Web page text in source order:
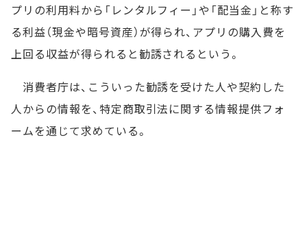
プリの利用料から「レンタルフィー」や「配当金」と称す
る利益（現金や暗号資産）が得られ、アプリの購入費を
上回る収益が得られると勧誘されるという。
消費者庁は、こういった勧誘を受けた人や契約した
人からの情報を、特定商取引法に関する情報提供フォ
ームを通じて求めている。